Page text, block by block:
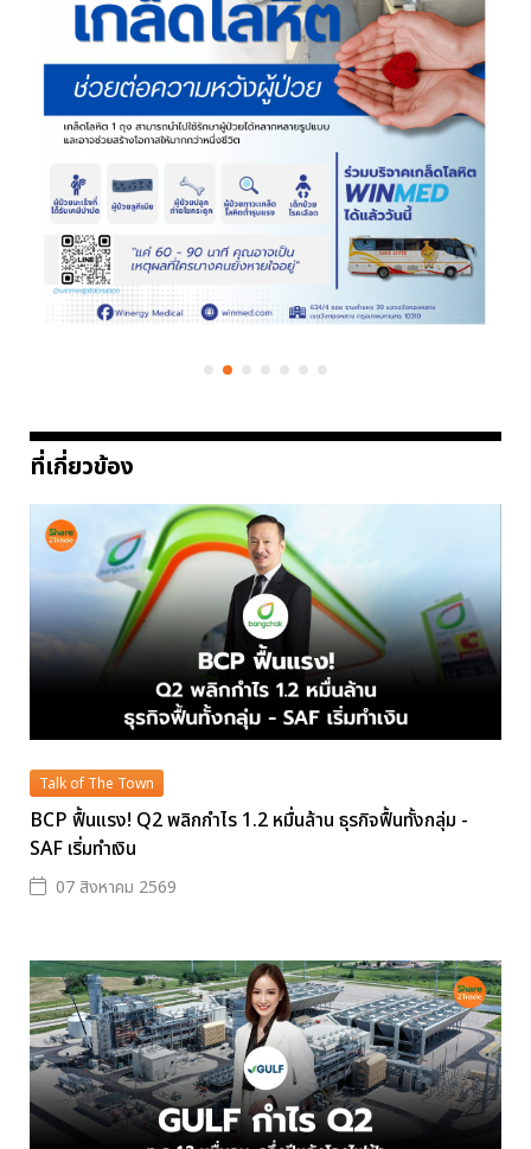
ที่เกี่ยวข้อง
Talk of The Town
BCP ฟื้นแรง! Q2 พลิกกำไร 1.2 หมื่นล้าน ธุรกิจฟื้นทั้งกลุ่ม -
SAF เริ่มทำเงิน
07 สิงหาคม 2569